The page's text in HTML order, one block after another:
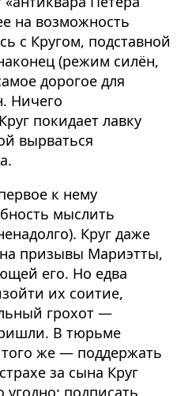
на возможность
с Кругом, подставной
(режим силён,
дорогое для
Ничего
покидает лавку
вырваться
к нему
мыслить
Круг даже
на призывы Мариэтты,
его. Но едва
их соитие,
грохот —
В тюрьме
того же — поддержать
за сына Круг
угодно: подписать,